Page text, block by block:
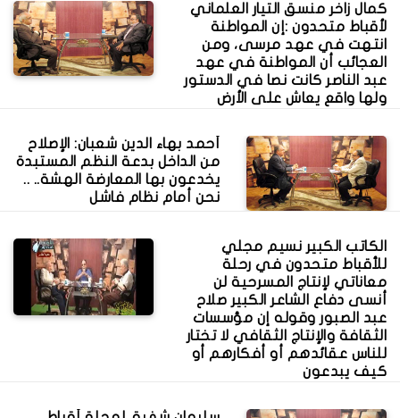
كمال زاخر منسق التيار العلماني
لأقباط متحدون :إن المواطنة
انتهت في عهد مرسى، ومن
العجائب أن المواطنة في عهد
عبد الناصر كانت نصا في الدستور
ولها واقع يعاش على الأرض
أحمد بهاء الدين شعبان: الإصلاح
من الداخل بدعة النظم المستبدة
يخدعون بها المعارضة الهشة.. ..
نحن أمام نظام فاشل
الكاتب الكبير نسيم مجلي
للأقباط متحدون في رحلة
معاناتي لإنتاج المسرحية لن
أنسى دفاع الشاعر الكبير صلاح
عبد الصبور وقوله إن مؤسسات
الثقافة والإنتاج الثقافي لا تختار
للناس عقائدهم أو أفكارهم أو
كيف يبدعون